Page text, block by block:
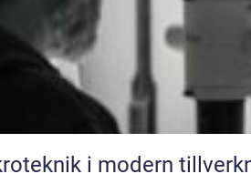
i modern